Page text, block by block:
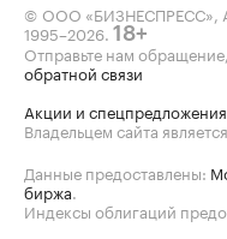
© ООО «БИЗНЕСПРЕСС»,
1995–2026. 18+
Отправьте нам
обратной связи
Акции и
Владельцем сайта
Данные предоставлены:
биржа.
Индексы облигаций